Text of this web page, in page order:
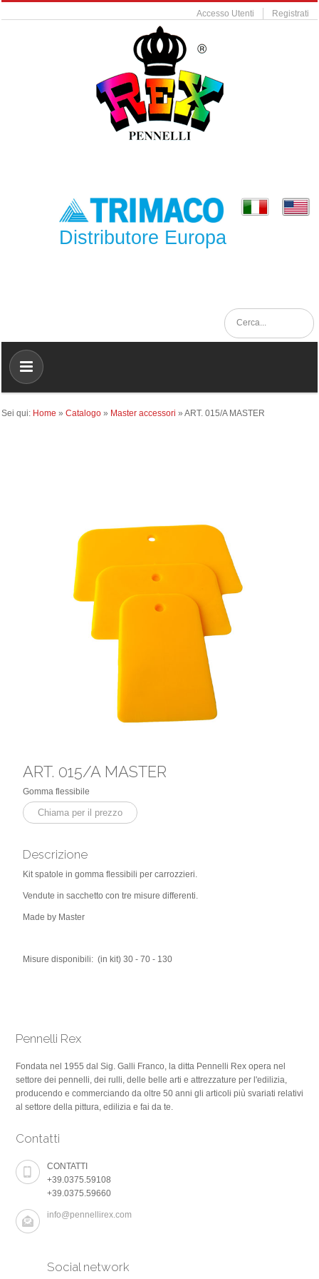
Accesso Utenti Registrati
Distributore Europa
Sei qui: Home » Catalogo » Master accessori » ART. 015/A MASTER
ART. 015/A MASTER
Gomma flessibile
Chiama per il prezzo
Descrizione
Kit spatole in gomma flessibili per carrozzieri.
Vendute in sacchetto con tre misure differenti.
Made by Master
Misure disponibili: (in kit) 30 - 70 - 130
Pennelli Rex
Fondata nel 1955 dal Sig. Galli Franco, la ditta Pennelli Rex opera nel
settore dei pennelli, dei rulli, delle belle arti e attrezzature per l'edilizia,
producendo e commerciando da oltre 50 anni gli articoli più svariati relativi
al settore della pittura, edilizia e fai da te.
Contatti
CONTATTI
+39.0375.59108
+39.0375.59660
info@pennellirex.com
Social network